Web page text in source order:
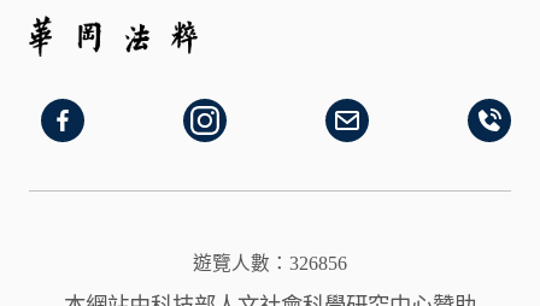
遊覽人數：326856